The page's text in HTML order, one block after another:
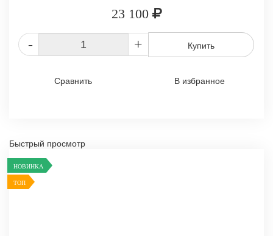
23 100
- + Купить
Сравнить В избранное
Быстрый просмотр
НОВИНКА
ТОП